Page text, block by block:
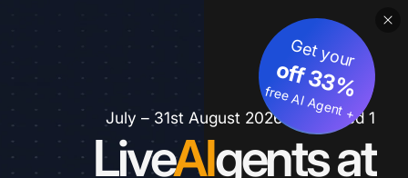
1 July – 31st August 2026 *extended
LiveAIgents at
Get your
3
3
%
o
ff
+
fre
e
A
I A
g
e
nt